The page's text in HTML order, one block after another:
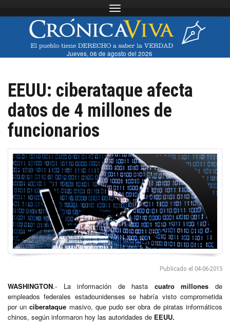
Toggle navigation
Jueves, 06 de agosto del 2026
EEUU: ciberataque afecta
datos de 4 millones de
funcionarios
Publicado el 04-06-2015
WASHINGTON.- La información de hasta cuatro millones de
empleados federales estadounidenses se habría visto comprometida
por unciberataque masivo, que pudo ser obra de piratas informáticos
chinos, según informaron hoy las autoridades de EEUU.